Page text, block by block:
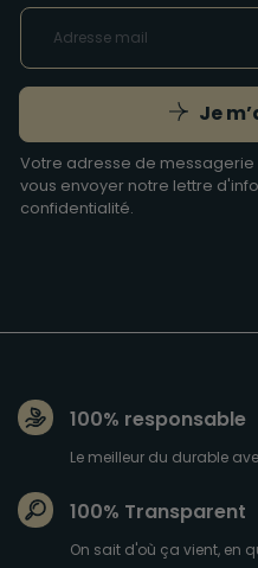
Je
Votre adresse de
vous envoyer notre lettre
confidentialité.
100% responsable
Le meilleur du durable
100% Transparent
On sait d'où ça vient, en